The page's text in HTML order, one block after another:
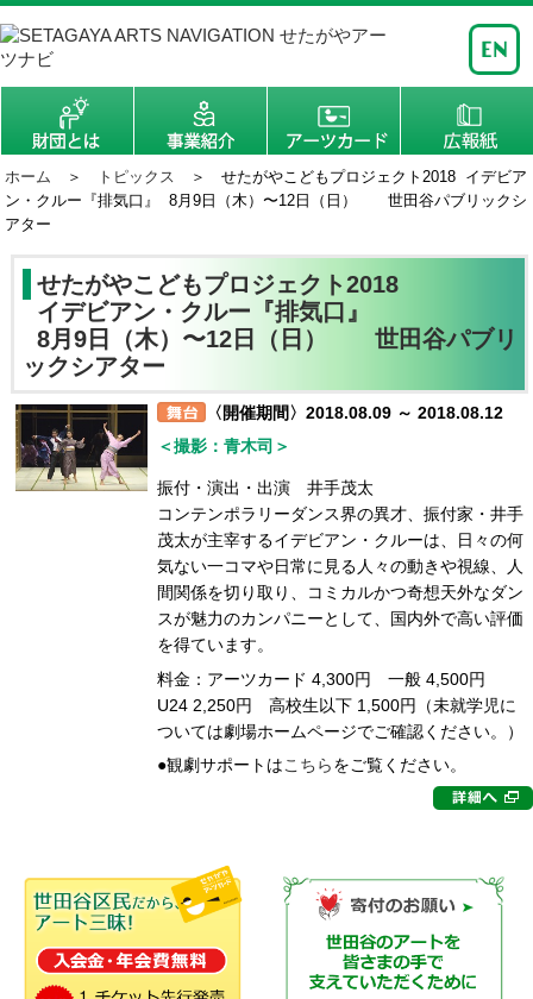
ホーム ＞ トピックス
＞ せたがやこどもプロジェクト2018 イデビア
ン・クルー『排気口』 8月9日（木）〜12日（日） 世田谷パブリックシ
アター
せたがやこどもプロジェクト2018
イデビアン・クルー『排気口』
8月9日（木）〜12日（日） 世田谷パブリ
ックシアター
〈開催期間〉2018.08.09 ～ 2018.08.12
＜撮影：青木司＞
振付・演出・出演 井手茂太
コンテンポラリーダンス界の異才、振付家・井手
茂太が主宰するイデビアン・クルーは、日々の何
気ない一コマや日常に見る人々の動きや視線、人
間関係を切り取り、コミカルかつ奇想天外なダン
スが魅力のカンパニーとして、国内外で高い評価
を得ています。
料金：アーツカード 4,300円 一般 4,500円
U24 2,250円 高校生以下 1,500円（未就学児に
ついては劇場ホームページでご確認ください。）
●観劇サポートは こちら を ご覧ください。